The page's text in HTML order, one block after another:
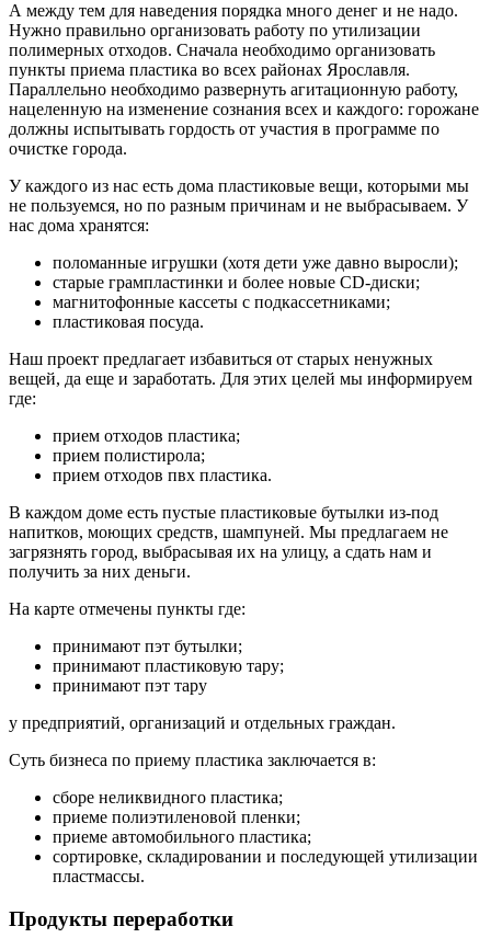
А между тем для наведения порядка много денег и не надо.
Нужно правильно организовать работу по утилизации
полимерных отходов. Сначала необходимо организовать
пункты приема пластика во всех районах Ярославля.
Параллельно необходимо развернуть агитационную работу,
нацеленную на изменение сознания всех и каждого: горожане
должны испытывать гордость от участия в программе по
очистке города.
У каждого из нас есть дома пластиковые вещи, которыми мы
не пользуемся, но по разным причинам и не выбрасываем. У
нас дома хранятся:
поломанные игрушки (хотя дети уже давно выросли);
старые грампластинки и более новые CD-диски;
магнитофонные кассеты с подкассетниками;
пластиковая посуда.
Наш проект предлагает избавиться от старых ненужных
вещей, да еще и заработать. Для этих целей мы информируем
где:
прием отходов пластика;
прием полистирола;
прием отходов пвх пластика.
В каждом доме есть пустые пластиковые бутылки из-под
напитков, моющих средств, шампуней. Мы предлагаем не
загрязнять город, выбрасывая их на улицу, а сдать нам и
получить за них деньги.
На карте отмечены пункты где:
принимают пэт бутылки;
принимают пластиковую тару;
принимают пэт тару
у предприятий, организаций и отдельных граждан.
Суть бизнеса по приему пластика заключается в:
сборе неликвидного пластика;
приеме полиэтиленовой пленки;
приеме автомобильного пластика;
сортировке, складировании и последующей утилизации
пластмассы.
Продукты переработки